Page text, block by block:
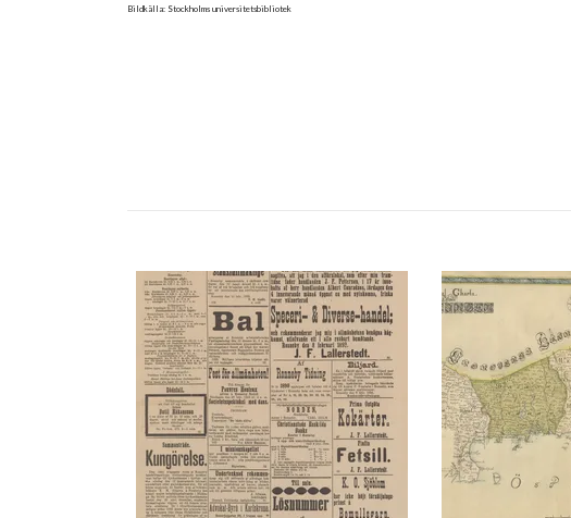
Bildkälla: Stockholms universitetsbibliotek